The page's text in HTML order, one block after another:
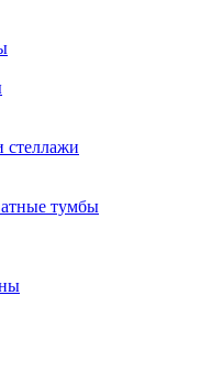
стеллажи
тумбы